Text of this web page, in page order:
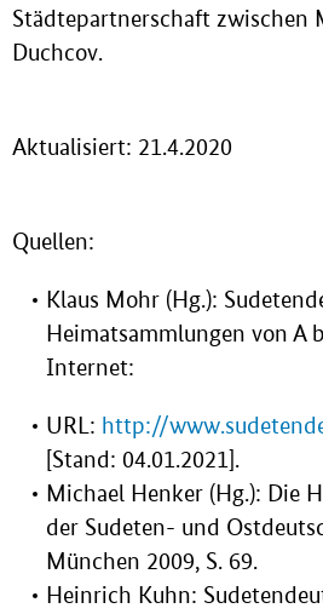
Städtepartnerschaft zwischen
Duchcov.
Aktualisiert: 21.4.2020
Quellen:
Klaus Mohr (Hg.):
Heimatsammlungen von A
Internet:
URL: http://
[Stand: 04.01.2021].
Michael Henker (Hg.): Die
der Sudeten- und
München 2009, S. 69.
Heinrich Kuhn: